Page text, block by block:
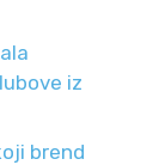
iz
brend